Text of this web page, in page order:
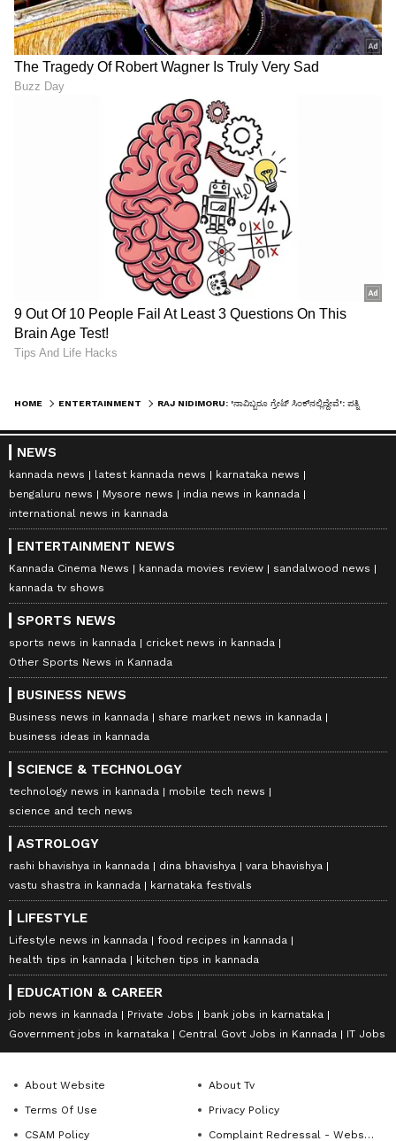
HOME ENTERTAINMENT
NEWS
kannada news latest kannada news
karnataka news
bengaluru news
Mysore news
india news in kannada
international news in kannada
ENTERTAINMENT NEWS
Kannada Cinema News kannada movies review
sandalwood news
kannada tv shows
SPORTS NEWS
sports news in kannada
cricket news in kannada
Other Sports News in Kannada
BUSINESS NEWS
Business news in kannada
share market news in kannada
business ideas in kannada
SCIENCE & TECHNOLOGY
technology news in kannada
mobile tech news
science and tech news
ASTROLOGY
rashi bhavishya in kannada dina bhavishya
vara bhavishya
vastu shastra in kannada
karnataka festivals
LIFESTYLE
Lifestyle news in kannada
food recipes in kannada
health tips in kannada
kitchen tips in kannada
EDUCATION & CAREER
job news in kannada Private Jobs
bank jobs in karnataka
Government jobs in karnataka
Central Govt Jobs in Kannada IT Jobs
About Website
About Tv
Terms Of Use
Privacy Policy
CSAM Policy
Complaint Redressal - Website